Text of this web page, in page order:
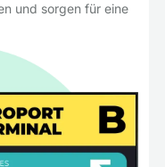
und sorgen für eine